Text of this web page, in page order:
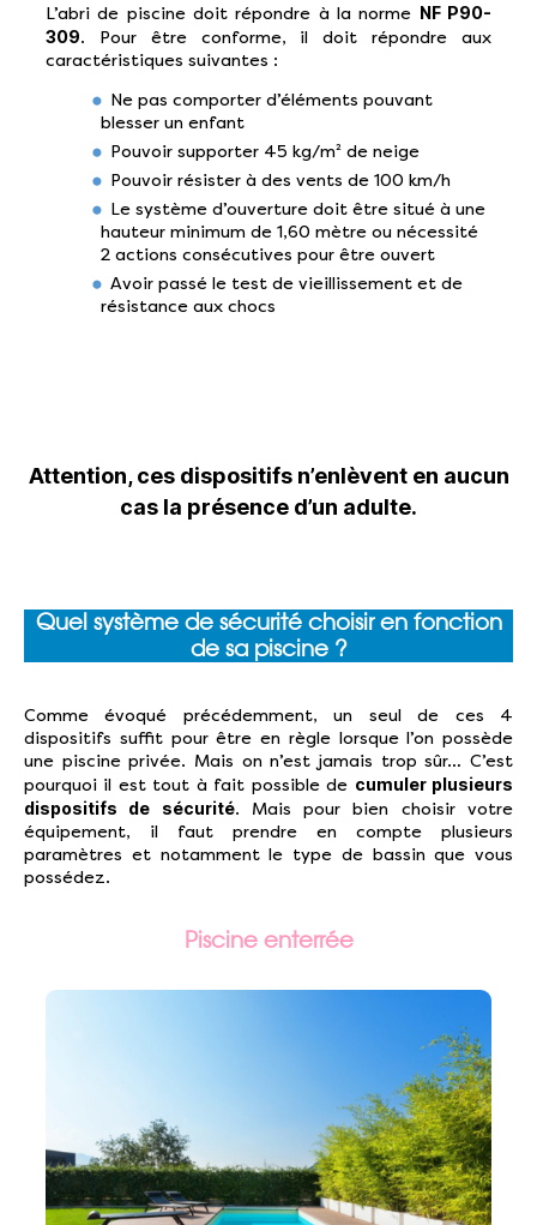
L’abri de piscine doit répondre à la norme NF P90-
309. Pour être conforme, il doit répondre aux
caractéristiques suivantes :
Ne pas comporter d’éléments pouvant
blesser un enfant
Pouvoir supporter 45 kg/m² de neige
Pouvoir résister à des vents de 100 km/h
Le système d’ouverture doit être situé à une
hauteur minimum de 1,60 mètre ou nécessité
2 actions consécutives pour être ouvert
Avoir passé le test de vieillissement et de
résistance aux chocs
Attention, ces dispositifs n’enlèvent en aucun
cas la présence d’un adulte.
Quel système de sécurité choisir en fonction
de sa piscine ?
Comme évoqué précédemment, un seul de ces 4
dispositifs suffit pour être en règle lorsque l’on possède
une piscine privée. Mais on n’est jamais trop sûr… C’est
pourquoi il est tout à fait possible de cumuler plusieurs
dispositifs de sécurité. Mais pour bien choisir votre
équipement, il faut prendre en compte plusieurs
paramètres et notamment le type de bassin que vous
possédez.
Piscine enterrée